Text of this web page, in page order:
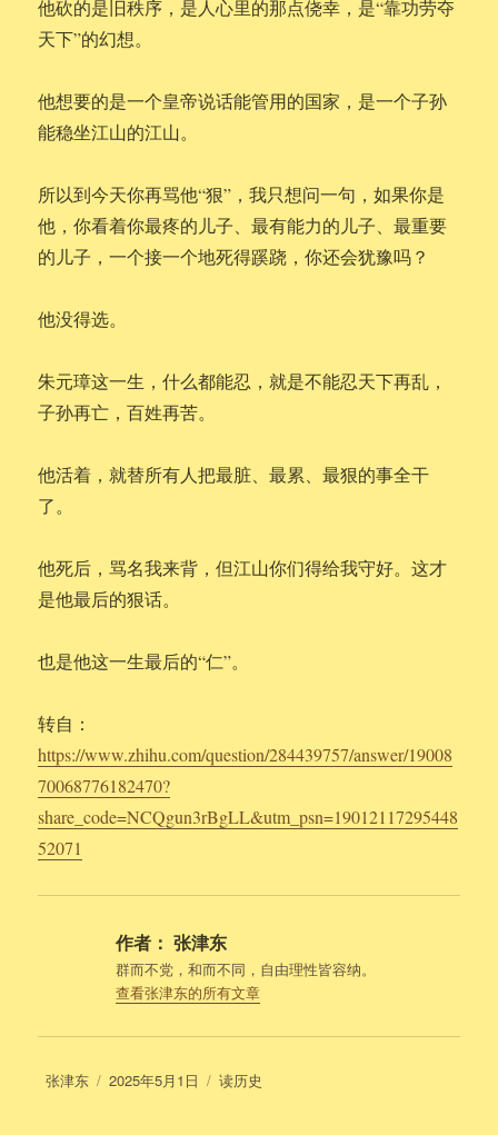
他砍的是旧秩序，是人心里的那点侥幸，是“靠功劳夺
天下”的幻想。
他想要的是一个皇帝说话能管用的国家，是一个子孙
能稳坐江山的江山。
所以到今天你再骂他“狠”，我只想问一句，如果你是
他，你看着你最疼的儿子、最有能力的儿子、最重要
的儿子，一个接一个地死得蹊跷，你还会犹豫吗？
他没得选。
朱元璋这一生，什么都能忍，就是不能忍天下再乱，
子孙再亡，百姓再苦。
他活着，就替所有人把最脏、最累、最狠的事全干
了。
他死后，骂名我来背，但江山你们得给我守好。这才
是他最后的狠话。
也是他这一生最后的“仁”。
转自：
https://www.zhihu.com/question/284439757/answer/19008
70068776182470?
share_code=NCQgun3rBgLL&utm_psn=19012117295448
52071
作者： 张津东
群而不党，和而不同，自由理性皆容纳。
查看张津东的所有文章
作
张津东
发
2025年5月1日
分
读历史